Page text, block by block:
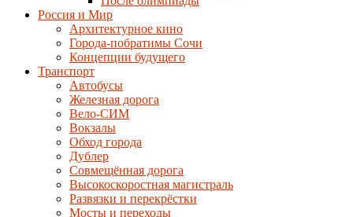
Россия и Мир
Архитектурное кино
Города-побратимы Сочи
Концепции будущего
Транспорт
Автобусы
Железная дорога
Вело-СИМ
Вокзалы
Обход города
Дублер
Совмещённая дорога
Высокоскоростная магистраль
Развязки и перекрёстки
Мосты и переходы